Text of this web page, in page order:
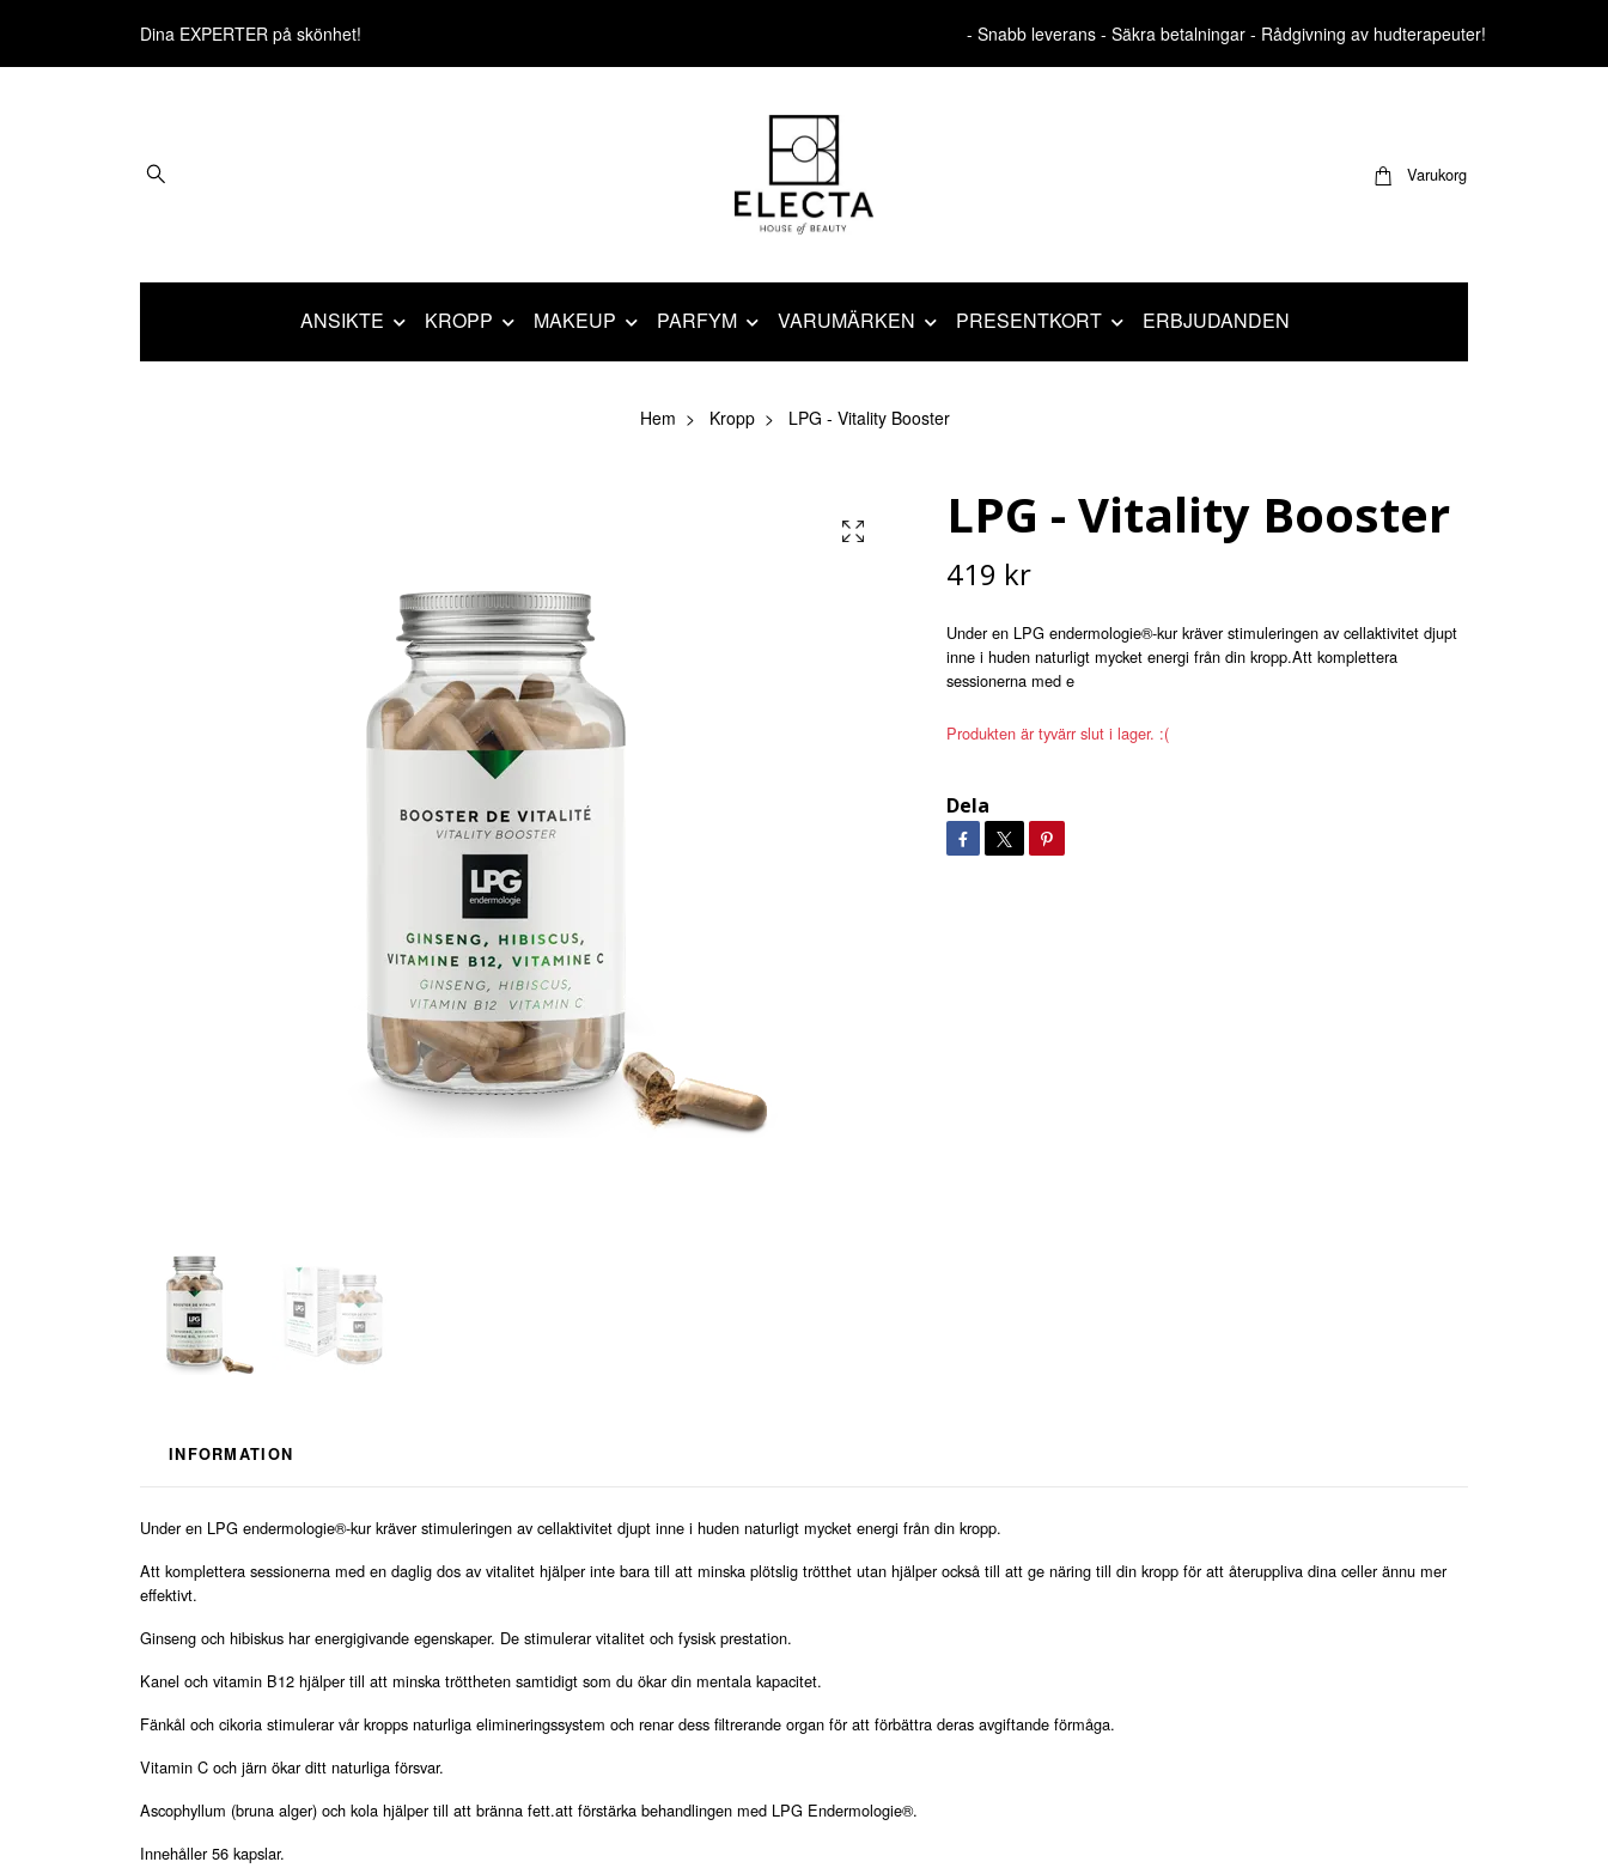
Dina EXPERTER på skönhet! - Snabb leverans - Säkra betalningar - Rådgivning av hudterapeuter!
Varukorg
ANSIKTE KROPP MAKEUP PARFYM VARUMÄRKEN PRESENTKORT ERBJUDANDEN
Hem Kropp LPG - Vitality Booster
LPG - Vitality Booster
419 kr
Under en LPG endermologie®-kur kräver stimuleringen av cellaktivitet djupt
inne i huden naturligt mycket energi från din kropp.Att komplettera
sessionerna med e
Produkten är tyvärr slut i lager. :(
Dela
INFORMATION
Under en LPG endermologie®-kur kräver stimuleringen av cellaktivitet djupt inne i huden naturligt mycket energi från din kropp.
Att komplettera sessionerna med en daglig dos av vitalitet hjälper inte bara till att minska plötslig trötthet utan hjälper också till att ge näring till din kropp för att återuppliva dina celler ännu mer
effektivt.
Ginseng och hibiskus har energigivande egenskaper. De stimulerar vitalitet och fysisk prestation.
Kanel och vitamin B12 hjälper till att minska tröttheten samtidigt som du ökar din mentala kapacitet.
Fänkål och cikoria stimulerar vår kropps naturliga elimineringssystem och renar dess filtrerande organ för att förbättra deras avgiftande förmåga.
Vitamin C och järn ökar ditt naturliga försvar.
Ascophyllum (bruna alger) och kola hjälper till att bränna fett.att förstärka behandlingen med LPG Endermologie®.
Innehåller 56 kapslar.